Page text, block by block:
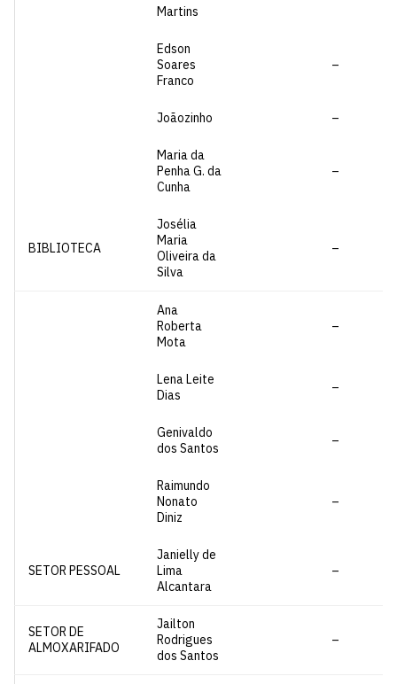
Martins
Edson
Soares
Franco
–
Joãozinho –
Maria da
Penha G. da
Cunha
–
BIBLIOTECA
Josélia
Maria
Oliveira da
Silva
–
Ana
Roberta
Mota
–
Lena Leite
Dias
–
Genivaldo
dos Santos
–
Raimundo
Nonato
Diniz
–
SETOR PESSOAL
Janielly de
Lima
Alcantara
–
SETOR DE
ALMOXARIFADO
Jailton
Rodrigues
dos Santos
–